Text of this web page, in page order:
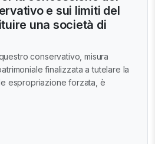
e sui limiti del
una società di
conservativo, misura
finalizzata a tutelare la
espropriazione forzata, è